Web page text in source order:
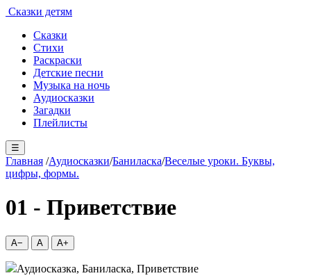
Сказки детям
Сказки
Стихи
Раскраски
Детские песни
Музыка на ночь
Аудиосказки
Загадки
Плейлисты
☰
Главная /Аудиосказки/Баниласка/Веселые уроки. Буквы,
цифры, формы.
01 - Приветствие
A− A A+